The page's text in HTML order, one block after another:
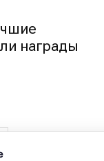
награды